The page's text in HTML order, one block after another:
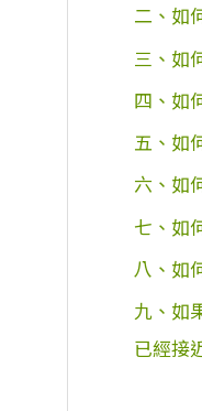
二、如
三、如
四、如
五、如
六、如
七、如
八、如
九、如
已經接